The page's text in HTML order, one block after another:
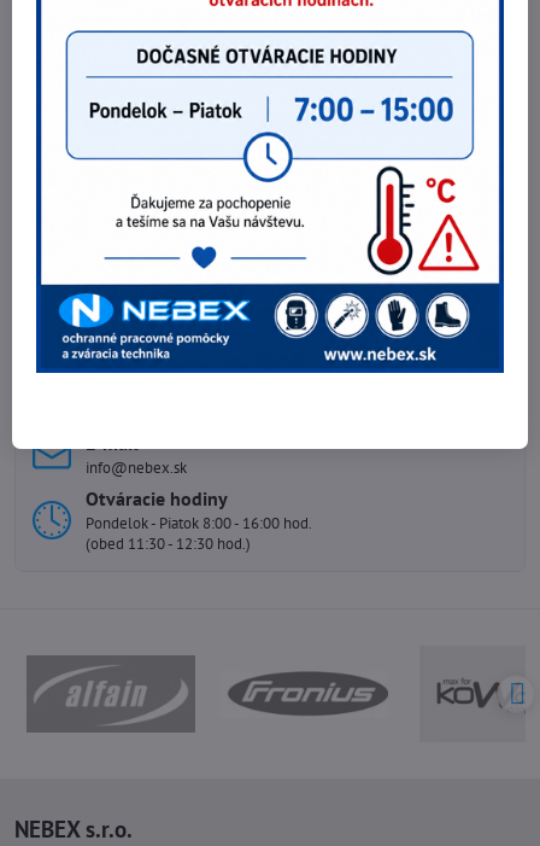
Ochranná kombinéza Cerva MINTO
4,92 €
4 €bez DPH
Zobraziť
Overal Cerva CHEMSAFE COOL
8,92 €
bez DPH
Zobraziť
Potrebujete poradiť?
E-mail
info@nebex.sk
Otváracie hodiny
Pondelok - Piatok 8:00 - 16:00 hod.
(obed 11:30 - 12:30 hod.)
NEBEX s.r.o.